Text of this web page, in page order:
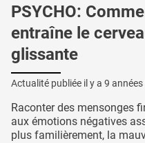
PSYCHO:
entraîne le
glissante
Actualité publiée il y a 9
Raconter des mensonges
aux émotions négatives
plus familièrement, la